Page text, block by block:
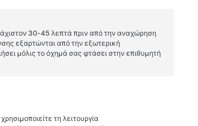
30-45 λεπτά πριν από την αναχώρηση
εξαρτώνται από την εξωτερική
μόλις το όχημά σας φτάσει στην επιθυμητή
τη λειτουργία